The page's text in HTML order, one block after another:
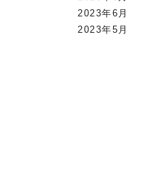
2023年6月
2023年5月